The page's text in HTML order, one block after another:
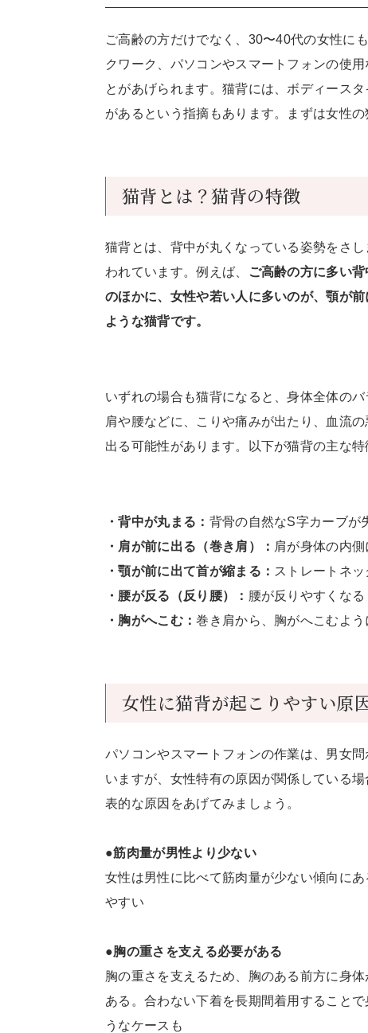
ご高齢の方だけでなく、30〜40代の女性に
クワーク、パソコンやスマートフォンの使
とがあげられます。猫背には、ボディース
があるという指摘もあります。まずは女性
猫背とは？猫背の特徴
猫背とは、背中が丸くなっている姿勢をさ
われています。例えば、
ご高齢の方に多い
のほかに、女性や若い人に多いのが、顎が
ような猫背です。
いずれの場合も猫背になると、身体全体の
肩や腰などに、こりや痛みが出たり、血流
出る可能性があります。以下が猫背の主な特
・背中が丸まる： 背骨の自然なS字カーブが
・肩が前に出る（巻き肩）： 肩が身体の内
・顎が前に出て首が縮まる： ストレートネ
・腰が反る（反り腰）： 腰が反りやすくなる
・胸がへこむ：巻き肩から、胸がへこむよ
女性に猫背が起こりやすい原
パソコンやスマートフォンの作業は、男女
いますが、女性特有の原因が関係している
表的な原因をあげてみましょう。
●筋肉量が男性より少ない
女性は男性に比べて筋肉量が少ない傾向に
やすい
●胸の重さを支える必要がある
胸の重さを支えるため、胸のある前方に身
ある。合わない下着を長期間着用すること
うなケースも